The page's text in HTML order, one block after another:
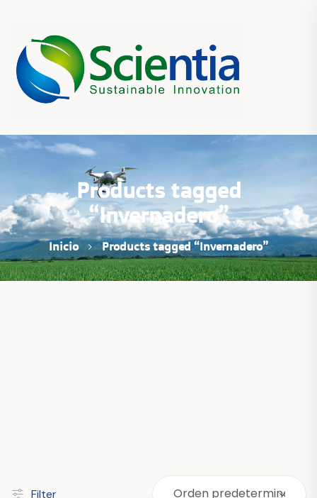
Products tagged
“Invernadero”
Inicio Products tagged “Invernadero”
Filter